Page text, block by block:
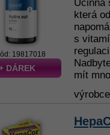
19817018
DÁREK
Účinná
která
s
mít